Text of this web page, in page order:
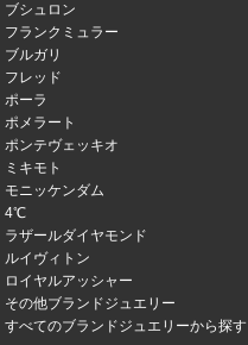
ブシュロン
フランクミュラー
ブルガリ
フレッド
ポーラ
ポメラート
ポンテヴェッキオ
ミキモト
モニッケンダム
4℃
ラザールダイヤモンド
ルイヴィトン
ロイヤルアッシャー
その他ブランドジュエリー
すべてのブランドジュエリーから探す